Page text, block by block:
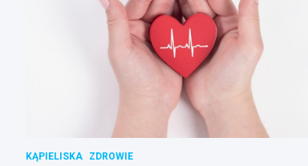
KĄPIELISKA ZDROWIE